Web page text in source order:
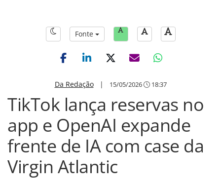
Fonte
Da Redação| 15/05/2026 18:37
TikTok lança reservas no
app e OpenAI expande
frente de IA com case da
Virgin Atlantic